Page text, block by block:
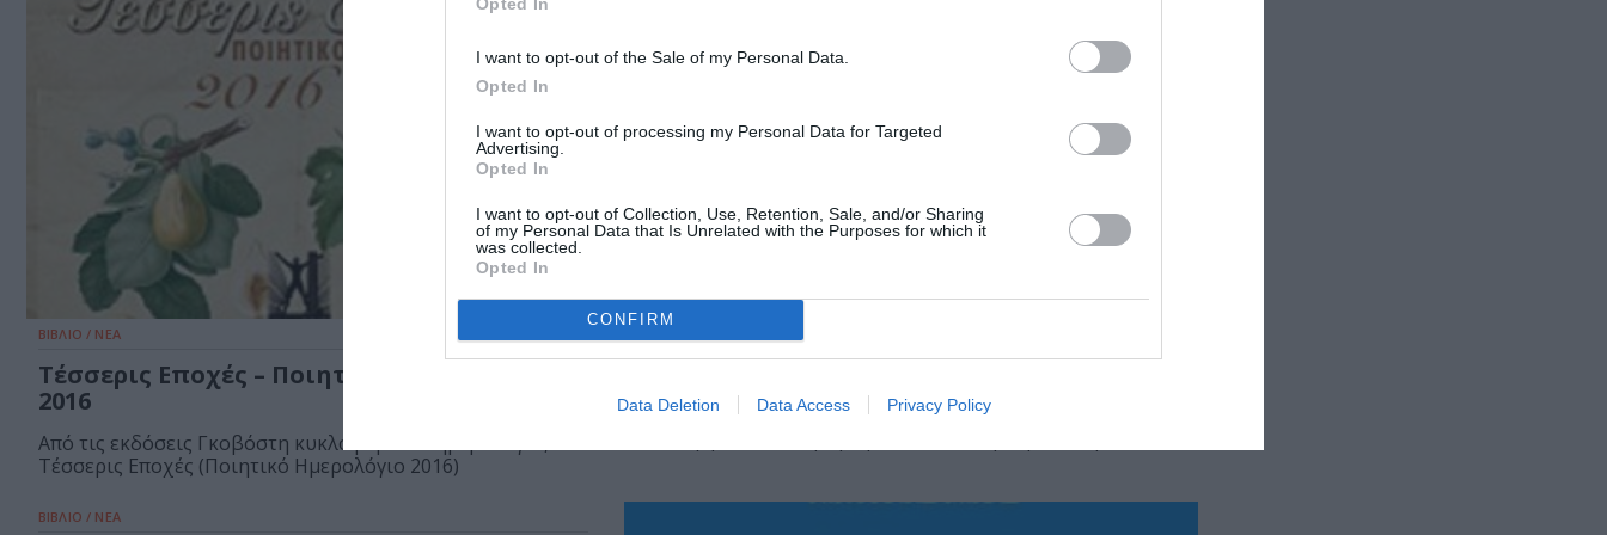
I want to opt-out of the Sale of my Personal Data.
Opted In
I want to opt-out of processing my Personal Data for Targeted
Advertising.
Opted In
I want to opt-out of Collection, Use, Retention, Sale, and/or Sharing
of my Personal Data that Is Unrelated with the Purposes for which it
was collected.
Opted In
CONFIRM
Data Deletion Data Access Privacy Policy
ΒΙΒΛΙΟ / ΝΕΑ
Τέσσερις Εποχές – Ποιητικό Ημερολόγιο
2016
Από τις εκδόσεις Γκοβόστη κυκλοφορεί το ημερολόγιο,
Τέσσερις Εποχές (Ποιητικό Ημερολόγιο 2016)
Από τις εκδόσεις Γκοβόστη κυκλοφορεί η ποιητική
ΒΙΒΛΙΟ / ΝΕΑ